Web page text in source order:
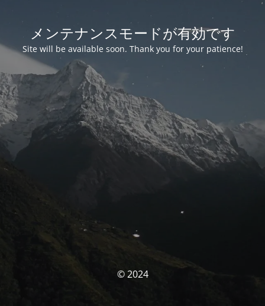
メンテナンスモードが有効です
Site will be available soon. Thank you for your patience!
© 2024